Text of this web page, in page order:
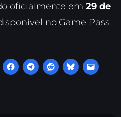
oficialmente em 29 de
no Game Pass